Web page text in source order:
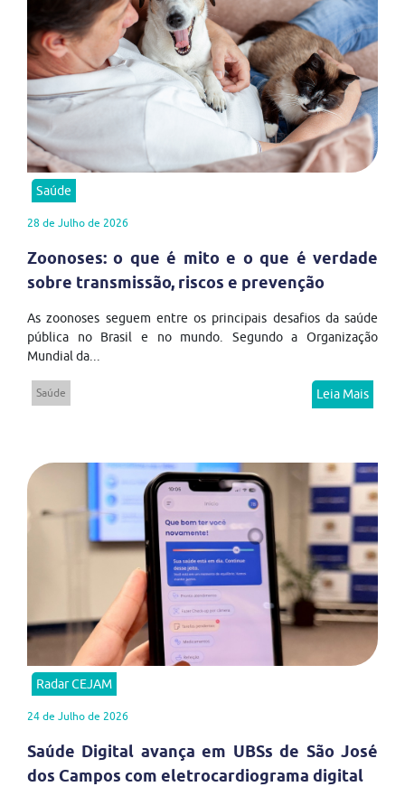
Saúde
28 de Julho de 2026
Zoonoses: o que é mito e o que é verdade
sobre transmissão, riscos e prevenção
As zoonoses seguem entre os principais desafios da saúde
pública no Brasil e no mundo. Segundo a Organização
Mundial da...
Saúde Leia Mais
Radar CEJAM
24 de Julho de 2026
Saúde Digital avança em UBSs de São José
dos Campos com eletrocardiograma digital